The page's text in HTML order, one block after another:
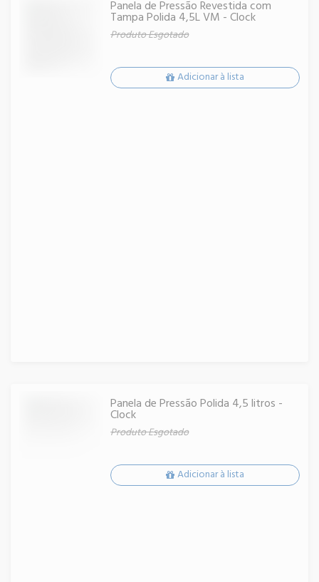
Panela de Pressão Revestida com
Tampa Polida 4,5L VM - Clock
Produto Esgotado
Adicionar à lista
Panela de Pressão Polida 4,5 litros -
Clock
Produto Esgotado
Adicionar à lista